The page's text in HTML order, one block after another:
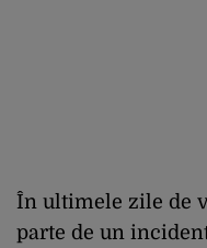
În ultimele zile de
parte de un